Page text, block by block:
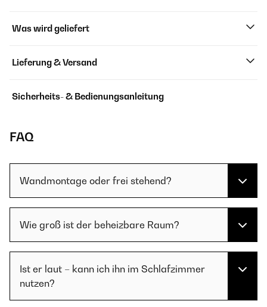
Was wird geliefert
Lieferung & Versand
Sicherheits- & Bedienungsanleitung
FAQ
Wandmontage oder frei stehend?
Wie groß ist der beheizbare Raum?
Ist er laut – kann ich ihn im Schlafzimmer
nutzen?